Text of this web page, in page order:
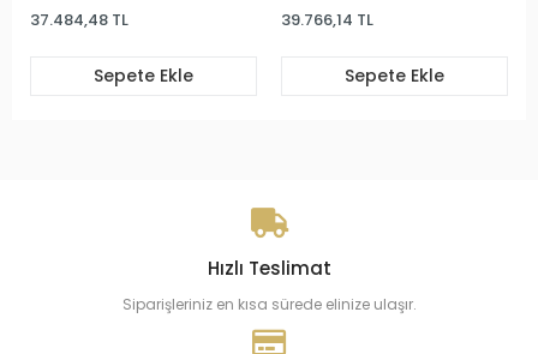
37.484,48 TL
Sepete Ekle
39.766,14 TL
Sepete Ekle
Hızlı Teslimat
Siparişleriniz en kısa sürede elinize ulaşır.